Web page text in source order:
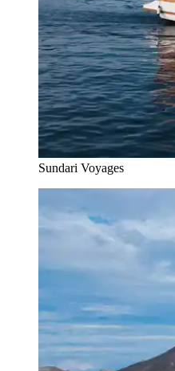
Sundari Voyages